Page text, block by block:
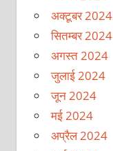
अक्टूबर 2024
सितम्बर 2024
अगस्त 2024
जुलाई 2024
जून 2024
मई 2024
अप्रैल 2024